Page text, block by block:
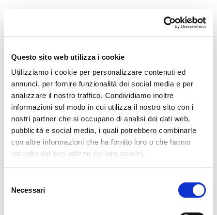
Questo sito web utilizza i cookie
Utilizziamo i cookie per personalizzare contenuti ed
annunci, per fornire funzionalità dei social media e per
analizzare il nostro traffico. Condividiamo inoltre
informazioni sul modo in cui utilizza il nostro sito con i
nostri partner che si occupano di analisi dei dati web,
pubblicità e social media, i quali potrebbero combinarle
con altre informazioni che ha fornito loro o che hanno
raccolto dal suo utilizzo dei loro servizi.
delNecessari
Direttore artistico
Professori D’Orchestra
La Storia
I Protagonisti
I Festival
Regolamento di Sala
Area Tecnica
Calendario
Cartellone
I Pomeriggi Musicali
Teatro Dal Verme
Biglietteria